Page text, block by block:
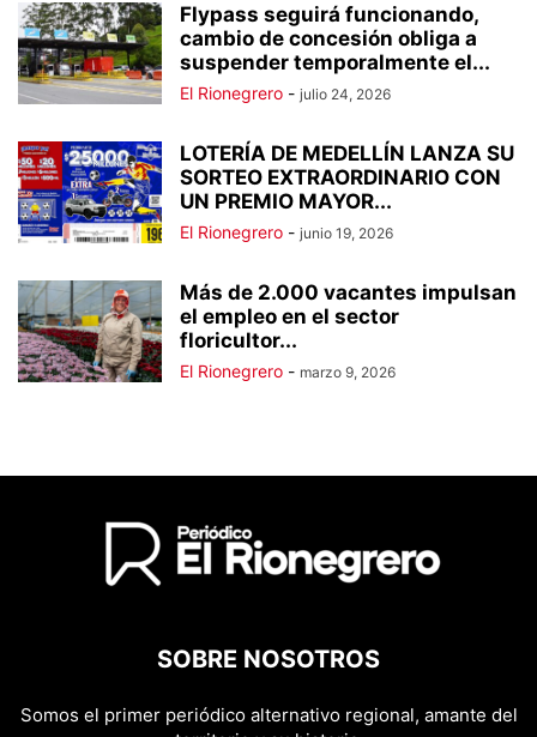
Flypass seguirá funcionando,
cambio de concesión obliga a
suspender temporalmente el...
El Rionegrero - julio 24, 2026
LOTERÍA DE MEDELLÍN LANZA SU
SORTEO EXTRAORDINARIO CON
UN PREMIO MAYOR...
El Rionegrero - junio 19, 2026
Más de 2.000 vacantes impulsan
el empleo en el sector
floricultor...
El Rionegrero - marzo 9, 2026
SOBRE NOSOTROS
Somos el primer periódico alternativo regional, amante del